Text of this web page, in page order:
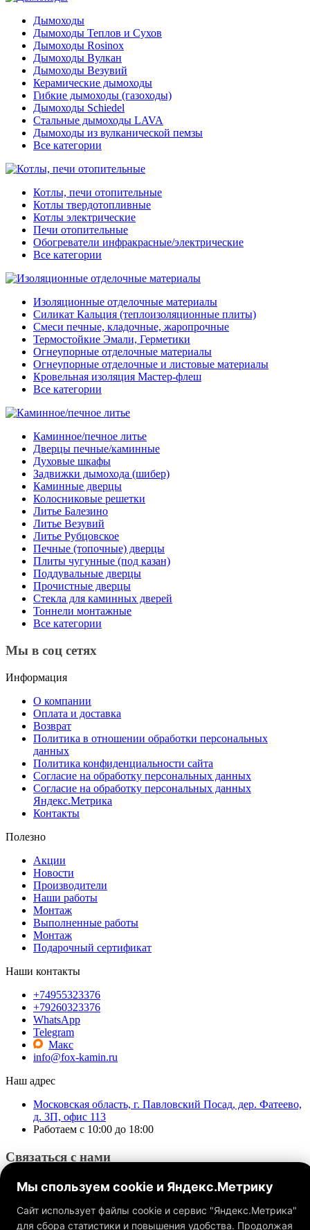
Дымоходы
Дымоходы Теплов и Сухов
Дымоходы Rosinox
Дымоходы Вулкан
Дымоходы Везувий
Керамические дымоходы
Гибкие дымоходы (газоходы)
Дымоходы Schiedel
Стальные дымоходы LAVA
Дымоходы из вулканической пемзы
Все категории
Котлы, печи отопительные
Котлы твердотопливные
Котлы электрические
Печи отопительные
Обогреватели инфракрасные/электрические
Все категории
Изоляционные отделочные материалы
Силикат Кальция (теплоизоляционные плиты)
Смеси печные, кладочные, жаропрочные
Термостойкие Эмали, Герметики
Огнеупорные отделочные материалы
Огнеупорные отделочные и листовые материалы
Кровельная изоляция Мастер-флеш
Все категории
Каминное/печное литье
Дверцы печные/каминные
Духовые шкафы
Задвижки дымохода (шибер)
Каминные дверцы
Колосниковые решетки
Литье Балезино
Литье Везувий
Литье Рубцовское
Печные (топочные) дверцы
Плиты чугунные (под казан)
Поддувальные дверцы
Прочистные дверцы
Стекла для каминных дверей
Тоннели монтажные
Все категории
Мы в соц сетях
Информация
О компании
Оплата и доставка
Возврат
Политика в отношении обработки персональных
данных
Политика конфиденциальности сайта
Согласие на обработку персональных данных
Согласие на обработку персональных данных
Яндекс.Метрика
Контакты
Полезно
Акции
Новости
Производители
Наши работы
Монтаж
Выполненные работы
Монтаж
Подарочный сертификат
Наши контакты
+74955323376
+79260323376
WhatsApp
Telegram
Макс
info@fox-kamin.ru
Наш адрес
Московская область, г. Павловский Посад, дер. Фатеево,
д. 3П, офис 113
Работаем с 10:00 до 18:00
Связаться с нами
Мы спользуем cookie и Яндекс.Метрику
Сайт использует файлы cookie и сервис "Яндекс.Метрика"
для сбора статистики и повышения удобства. Продолжая